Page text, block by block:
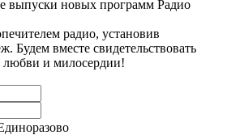
выпуски новых программ Радио
радио, установив
Будем вместе свидетельствовать
и милосердии!